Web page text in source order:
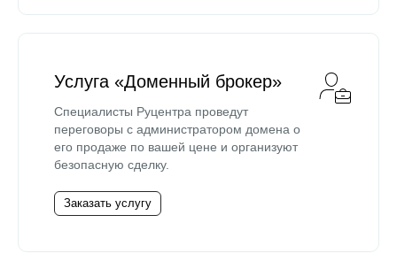
Услуга «Доменный брокер»
Специалисты Руцентра проведут
переговоры с администратором домена о
его продаже по вашей цене и организуют
безопасную сделку.
Заказать услугу